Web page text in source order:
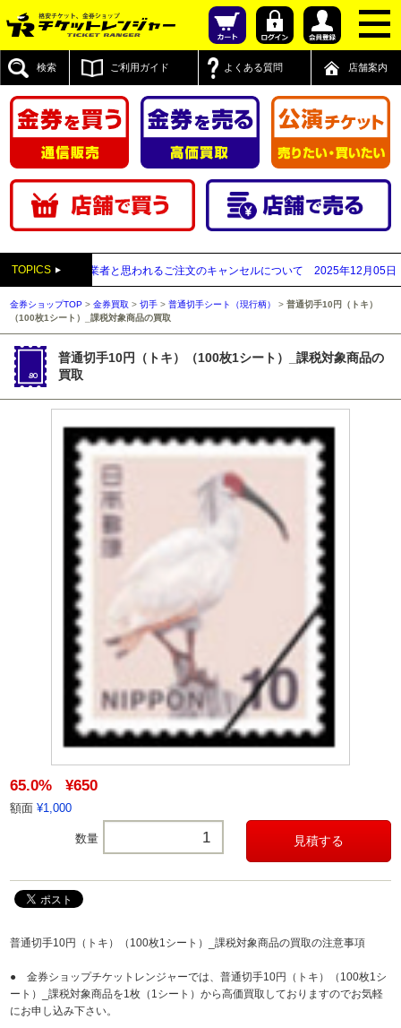
検索 ご利用ガイド よくある質問 店舗案内
TOPICS
払い買取業者と思われるご注文のキャンセルについて 2025年12月05日 【
金券ショップTOP >金券買取 >切手 >普通切手シート（現行柄） >普通切手10円（トキ）
（100枚1シート）_課税対象商品の買取
普通切手10円（トキ）（100枚1シート）_課税対象商品の
買取
65.0% ¥650
額面 ¥1,000
数量
普通切手10円（トキ）（100枚1シート）_課税対象商品の買取の注意事項
● 金券ショップチケットレンジャーでは、普通切手10円（トキ）（100枚1シ
ート）_課税対象商品を1枚（1シート）から高価買取しておりますのでお気軽
にお申し込み下さい。